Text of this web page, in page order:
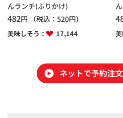
んランチ(ふりかけ)
482円 （税込： 520円）
美味しそう： 17,144
ネットで予約注